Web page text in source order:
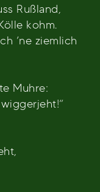
Rußland,
kohm.
’ne ziemlich
Muhre: